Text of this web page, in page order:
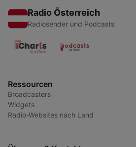
Radio Österreich
Radiosender und Podcasts
Ressourcen
Broadcasters
Widgets
Radio-Websites nach Land